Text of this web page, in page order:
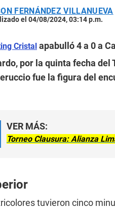
FERNÁNDEZ VILLANUEVA
el 04/08/2024, 03:14 p.m.
Cristal apabulló 4 a 0 a
por la quinta fecha
fue la figura del
VER MÁS:
Torneo Clausura: Alianza
tuvieron cinco